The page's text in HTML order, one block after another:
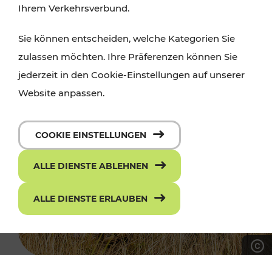
Ihrem Verkehrsverbund.
Sie können entscheiden, welche Kategorien Sie
zulassen möchten. Ihre Präferenzen können Sie
jederzeit in den Cookie-Einstellungen auf unserer
Website anpassen.
COOKIE EINSTELLUNGEN
ALLE DIENSTE ABLEHNEN
ALLE DIENSTE ERLAUBEN